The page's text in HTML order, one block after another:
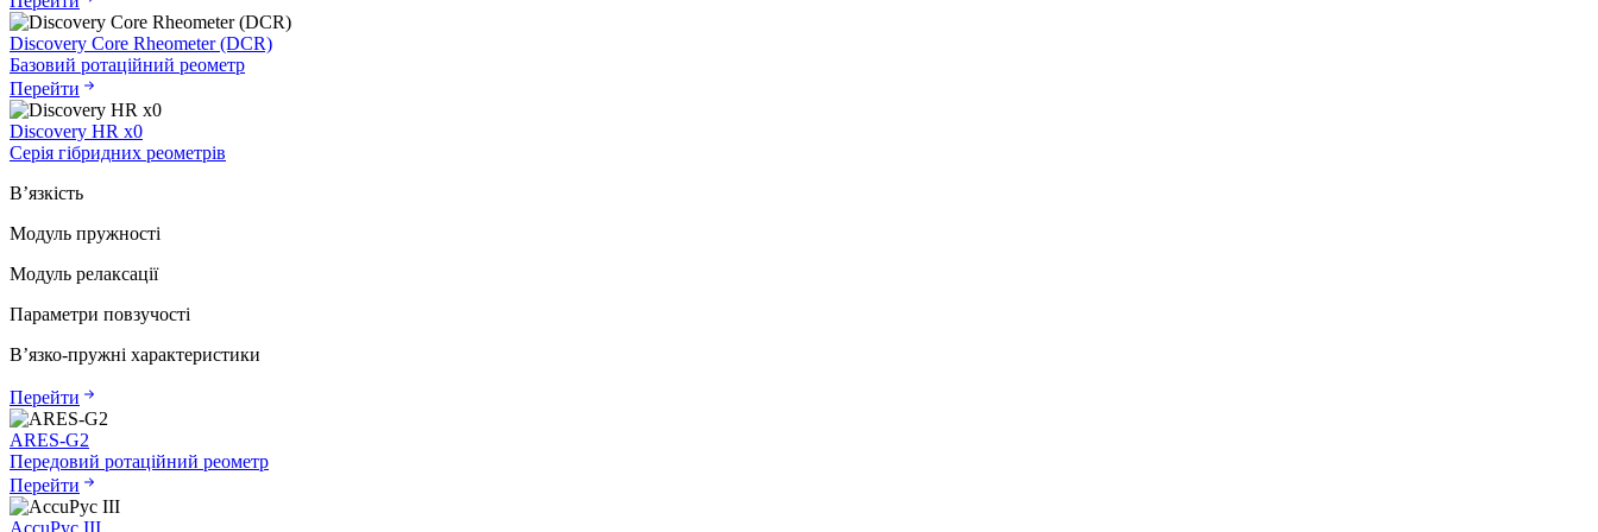
Discovery Core Rheometer (DCR)
Базовий ротаційний реометр
Перейти
Discovery HR x0
Серія гібридних реометрів
В’язкість
Модуль пружності
Модуль релаксації
Параметри повзучості
В’язко-пружні характеристики
Перейти
ARES-G2
Передовий ротаційний реометр
Перейти